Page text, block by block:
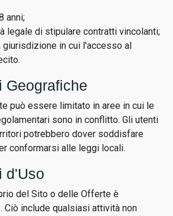
anni;
legale di stipulare contratti vincolanti;
giurisdizione in cui l'accesso al
Geografiche
può essere limitato in aree in cui le
sono in conflitto. Gli utenti
potrebbero dover soddisfare
conformarsi alle leggi locali.
d'Uso
del Sito o delle Offerte è
Ciò include qualsiasi attività non